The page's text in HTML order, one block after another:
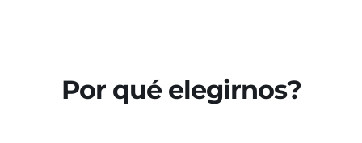
Por qué elegirnos?